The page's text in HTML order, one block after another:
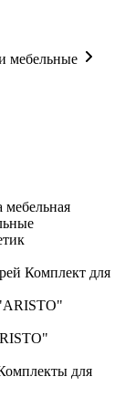
мебельные
мебельная
Комплект для
для